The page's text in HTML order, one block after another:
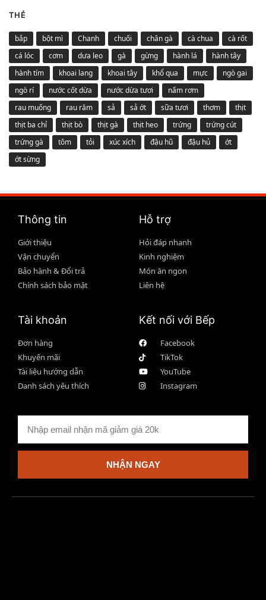
THẺ
bắp bột mì Chanh chuối chân gà cà chua
cà rốt
cá lóc
cơm dưa leo gà gừng hành lá
hành tây
hành tím
khoai lang khoai tây khổ qua mực
ngò gai
ngò rí
nước cốt dừa nước dừa tươi
nấm rơm
rau muống
rau răm sả sả ớt sữa tươi thơm
thịt
thịt ba chỉ
thịt bò thịt gà thịt heo trứng
trứng cút
trứng gà
tôm tỏi xúc xích đậu hũ đậu hủ
ớt
ớt sừng
Thông tin
Giới thiệu
Vận chuyển
Bảo hành & Đổi trả
Chính sách bảo mật
Hỗ trợ
Hỏi đáp nhanh
Kinh nghiệm
Món ăn ngon
Liên hệ
Tài khoản
Đơn hàng
Khuyến mãi
Tài liệu hướng dẫn
Danh sách yêu thích
Kết nối với Bếp
Facebook
TikTok
YouTube
Instagram
NHẬN NGAY